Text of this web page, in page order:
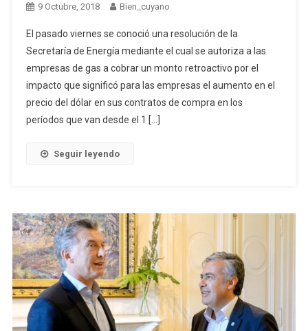
9 Octubre, 2018 Bien_cuyano
El pasado viernes se conoció una resolución de la
Secretaría de Energía mediante el cual se autoriza a las
empresas de gas a cobrar un monto retroactivo por el
impacto que significó para las empresas el aumento en el
precio del dólar en sus contratos de compra en los
períodos que van desde el 1 […]
Seguir leyendo